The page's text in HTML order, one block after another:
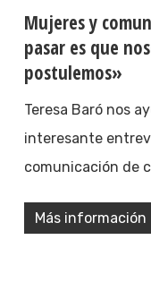
Mujeres y
pasar es que
postulemos»
Teresa Baró nos
interesante
comunicación de
Más información